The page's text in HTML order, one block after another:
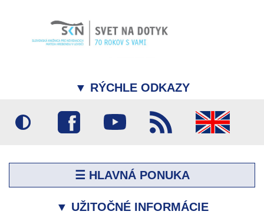
▼ RÝCHLE ODKAZY
☰ HLAVNÁ PONUKA
▼ UŽITOČNÉ INFORMÁCIE